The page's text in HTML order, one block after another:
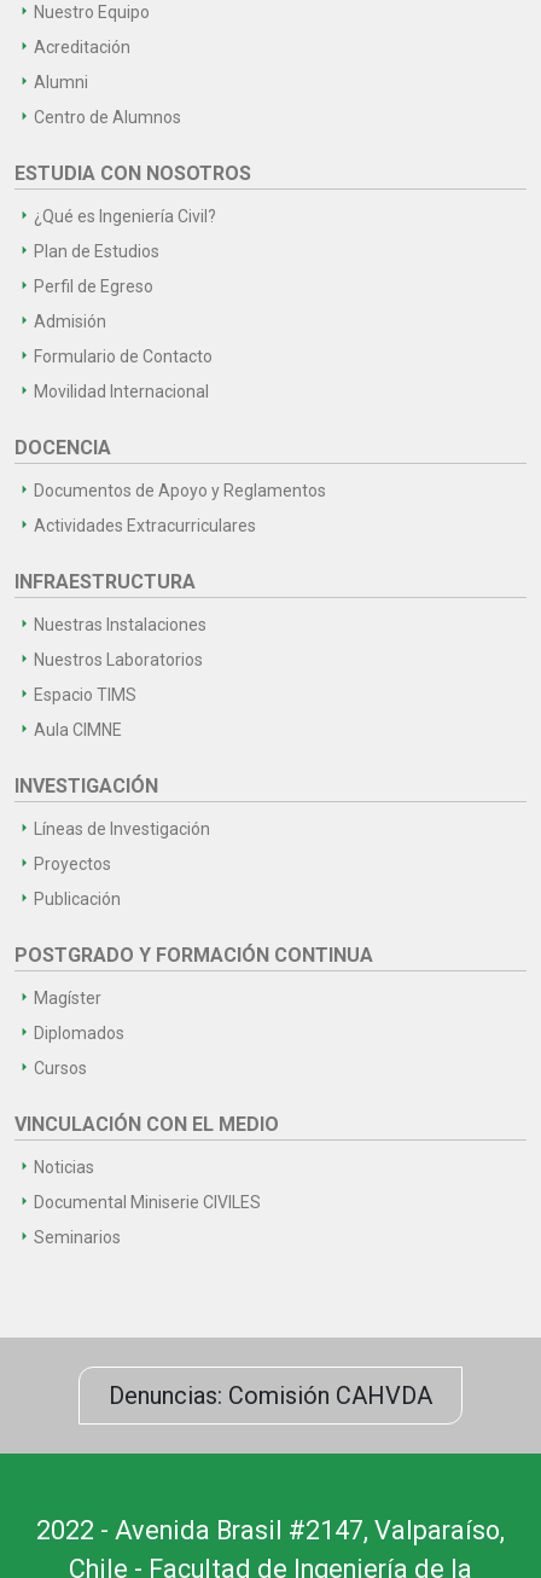
Nuestro Equipo
Acreditación
Alumni
Centro de Alumnos
ESTUDIA CON NOSOTROS
¿Qué es Ingeniería Civil?
Plan de Estudios
Perfil de Egreso
Admisión
Formulario de Contacto
Movilidad Internacional
DOCENCIA
Documentos de Apoyo y Reglamentos
Actividades Extracurriculares
INFRAESTRUCTURA
Nuestras Instalaciones
Nuestros Laboratorios
Espacio TIMS
Aula CIMNE
INVESTIGACIÓN
Líneas de Investigación
Proyectos
Publicación
POSTGRADO Y FORMACIÓN CONTINUA
Magíster
Diplomados
Cursos
VINCULACIÓN CON EL MEDIO
Noticias
Documental Miniserie CIVILES
Seminarios
Denuncias: Comisión CAHVDA
2022 - Avenida Brasil #2147, Valparaíso,
Chile - Facultad de Ingeniería de la